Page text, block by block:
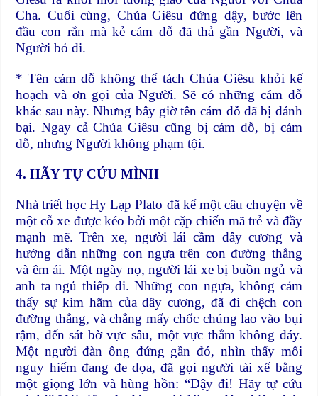
Cha. Cuối cùng, Chúa Giêsu đứng dậy, bước lên
đầu con rắn mà kẻ cám dỗ đã thả gần Người, và
Người bỏ đi.
* Tên cám dỗ không thể tách Chúa Giêsu khỏi kế
hoạch và ơn gọi của Người. Sẽ có những cám dỗ
khác sau này. Nhưng bây giờ tên cám dỗ đã bị đánh
bại. Ngay cả Chúa Giêsu cũng bị cám dỗ, bị cám
dỗ, nhưng Người không phạm tội.
4. HÃY TỰ CỨU MÌNH
Nhà triết học Hy Lạp Plato đã kể một câu chuyện về
một cỗ xe được kéo bởi một cặp chiến mã trẻ và đầy
mạnh mẽ. Trên xe, người lái cầm dây cương và
hướng dẫn những con ngựa trên con đường thẳng
và êm ái. Một ngày nọ, người lái xe bị buồn ngủ và
anh ta ngủ thiếp đi. Những con ngựa, không cảm
thấy sự kìm hãm của dây cương, đã đi chệch con
đường thẳng, và chẳng mấy chốc chúng lao vào bụi
rậm, đến sát bờ vực sâu, một vực thẳm không đáy.
Một người đàn ông đứng gần đó, nhìn thấy mối
nguy hiểm đang đe dọa, đã gọi người tài xế bằng
một giọng lớn và hùng hồn: “Dậy đi! Hãy tự cứu